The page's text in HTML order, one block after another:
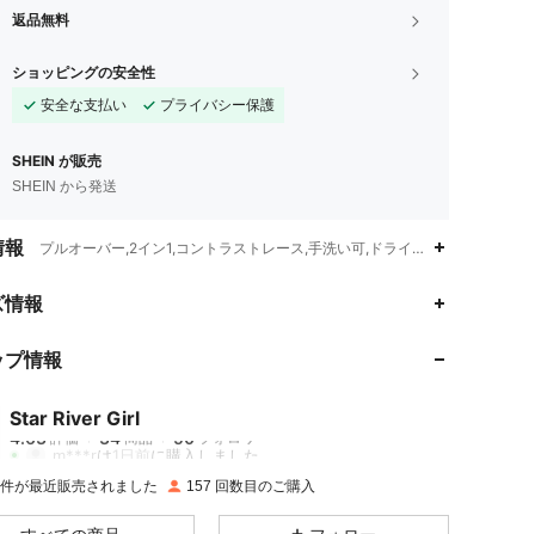
返品無料
ショッピングの安全性
安全な支払い
プライバシー保護
SHEIN が販売
SHEIN から発送
プルオーバー,2イン1,コントラストレース,手洗い可,ドライクリーニング不可
報
情報
Star River Girl
4.63
4.63 34
m***rは1日前に購入しました
が最近販売されました 157 回数目のご購入